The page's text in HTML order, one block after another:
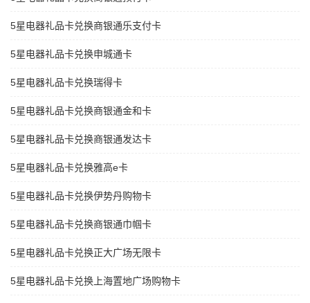
5星电器礼品卡兑换商银通乐支付卡
5星电器礼品卡兑换申城通卡
5星电器礼品卡兑换瑞得卡
5星电器礼品卡兑换商银通金和卡
5星电器礼品卡兑换商银通发达卡
5星电器礼品卡兑换雅高e卡
5星电器礼品卡兑换伊势丹购物卡
5星电器礼品卡兑换商银通巾帼卡
5星电器礼品卡兑换正大广场无限卡
5星电器礼品卡兑换上海置地广场购物卡